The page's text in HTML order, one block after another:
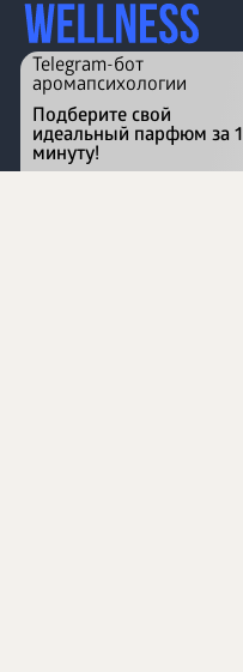
Перейти на сайт
Telegram-бот
аромапсихологии
Подберите свой
идеальный парфюм за 1
минуту!